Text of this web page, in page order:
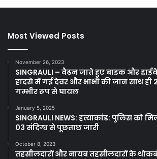
Most Viewed Posts
November 26, 2023
SINGRAULI – वैढन जाते हुए बाइक और
हादसे में गई देवर और भाभी की जान साथ ही
गम्भीर रूप से घायल
January 5, 2025
SINGRAULI NEWS: हत्याकांड: पुलिस को
03 संदिग्ध से पूछताछ जारी
October 8, 2023
तहसीलदारों और नायब तहसीलदारों के